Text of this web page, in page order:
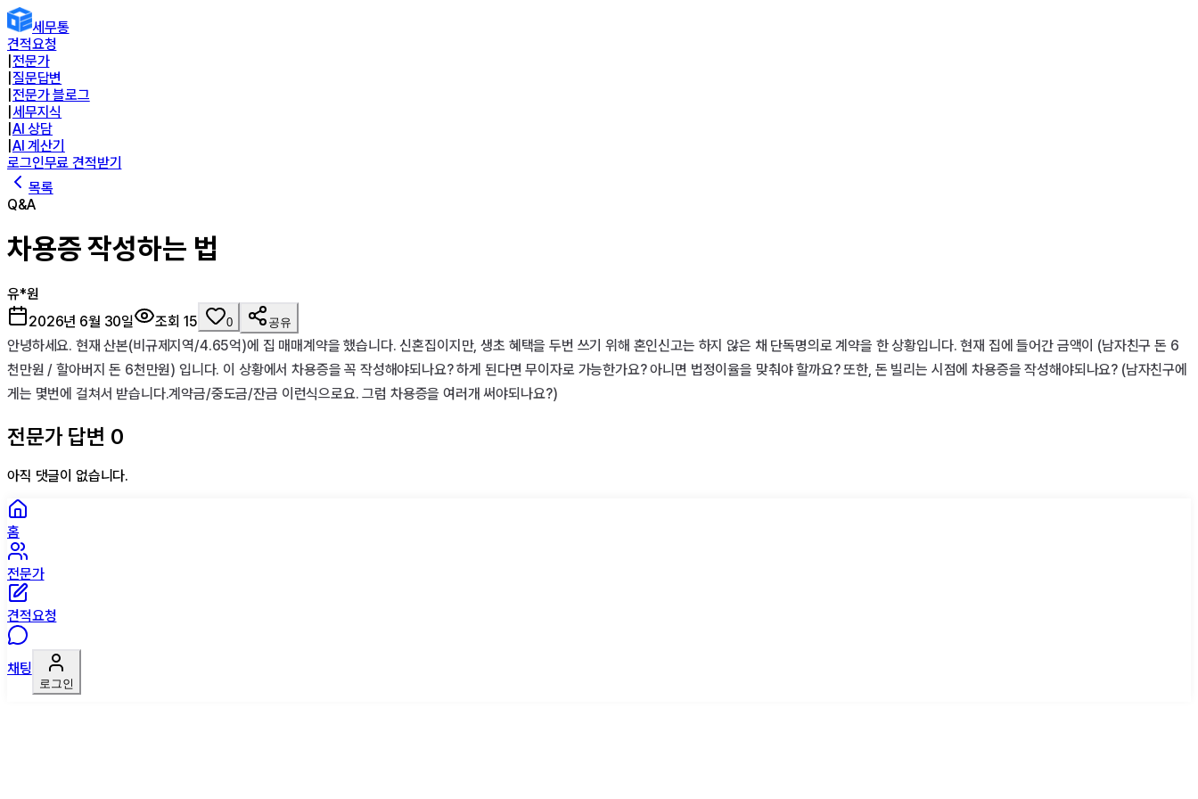
세무통
견적요청
전문가
질문답변
전문가 블로그
세무지식
AI 상담
AI 계산기
로그인무료 견적받기
목록
Q&A
차용증 작성하는 법
유*원
2026년 6월 30일
조회 15 0 공유
안녕하세요. 현재 산본(비규제지역/4.65억)에 집 매매계약을 했습니다. 신혼집이지만, 생초 혜택을 두번 쓰기 위해 혼인신고는 하지 않은 채 단독명의로 계약을 한 상황입니다. 현재 집에 들어간 금액이 (남자친구 돈 6
천만원 / 할아버지 돈 6천만원) 입니다. 이 상황에서 차용증을 꼭 작성해야되나요? 하게 된다면 무이자로 가능한가요? 아니면 법정이율을 맞춰야 할까요? 또한, 돈 빌리는 시점에 차용증을 작성해야되나요? (남자친구에
게는 몇번에 걸쳐서 받습니다.계약금/중도금/잔금 이런식으로요. 그럼 차용증을 여러개 써야되나요?)
전문가 답변 0
아직 댓글이 없습니다.
홈
전문가
견적요청
채팅
로그인